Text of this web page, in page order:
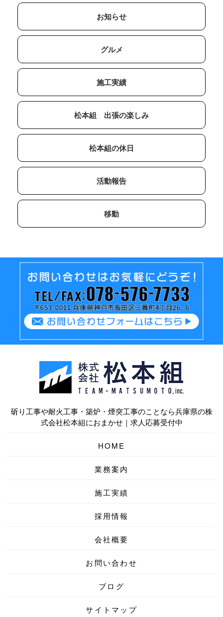
お知らせ
グルメ
施工実績
松本組 出張の楽しみ
松本組の休日
活動報告
移動
斫り工事や耐火工事・築炉・煙突工事のことなら兵庫県の株
式会社松本組におまかせ｜求人応募受付中
HOME
業務案内
施工実績
採用情報
会社概要
お問い合わせ
ブログ
サイトマップ